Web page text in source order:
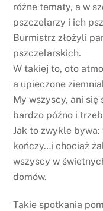
różne tematy, a w
pszczelarzy i ich
Burmistrz złożyli
pszczelarskich.
W takiej to, oto
a upieczone
My wszyscy, ani
bardzo późno i
Jak to zwykle
kończy…i chociaż
wszyscy w
domów.
Takie spotkania